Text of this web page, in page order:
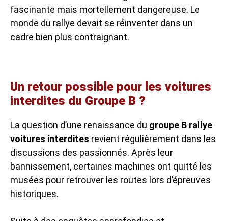
fascinante mais mortellement dangereuse. Le
monde du rallye devait se réinventer dans un
cadre bien plus contraignant.
Un retour possible pour les voitures
interdites du Groupe B ?
La question d’une renaissance du groupe B rallye
voitures interdites revient régulièrement dans les
discussions des passionnés. Après leur
bannissement, certaines machines ont quitté les
musées pour retrouver les routes lors d’épreuves
historiques.